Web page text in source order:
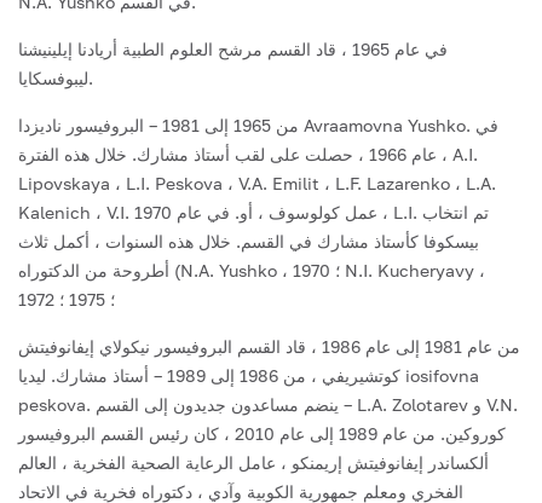
في عام 1965 ، قاد القسم مرشح العلوم الطبية أريادنا إيلينيشنا
ليبوفسكايا.
من 1965 إلى 1981 – البروفيسور ناديزدا Avraamovna Yushko. في
عام 1966 ، حصلت على لقب أستاذ مشارك. خلال هذه الفترة ، A.I.
Lipovskaya ، L.I. Peskova ، V.A. Emilit ، L.F. Lazarenko ، L.A.
Kalenich ، V.I. عمل كولوسوف ، أو. في عام 1970 ، L.I. تم انتخاب
بيسكوفا كأستاذ مشارك في القسم. خلال هذه السنوات ، أكمل ثلاث
أطروحة من الدكتوراه (N.A. Yushko ، 1970 ؛ N.I. Kucheryavy ،
1972 ؛ 1975 ؛
من عام 1981 إلى عام 1986 ، قاد القسم البروفيسور نيكولاي إيفانوفيتش
كوتشيريفي ، من 1986 إلى 1989 – أستاذ مشارك. ليديا iosifovna
peskova. ينضم مساعدون جديدون إلى القسم – L.A. Zolotarev و V.N.
كوروكين.
من عام 1989 إلى عام 2010 ، كان رئيس القسم البروفيسور
ألكساندر إيفانوفيتش إريمنكو ، عامل الرعاية الصحية الفخرية ، العالم
الفخري ومعلم جمهورية الكوبية وآدي ، دكتوراه فخرية في الاتحاد